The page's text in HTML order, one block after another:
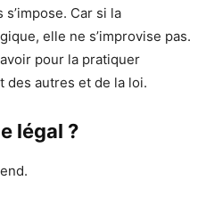
Car si la
elle ne s’improvise pas.
pour la pratiquer
des autres et de la loi.
légal ?